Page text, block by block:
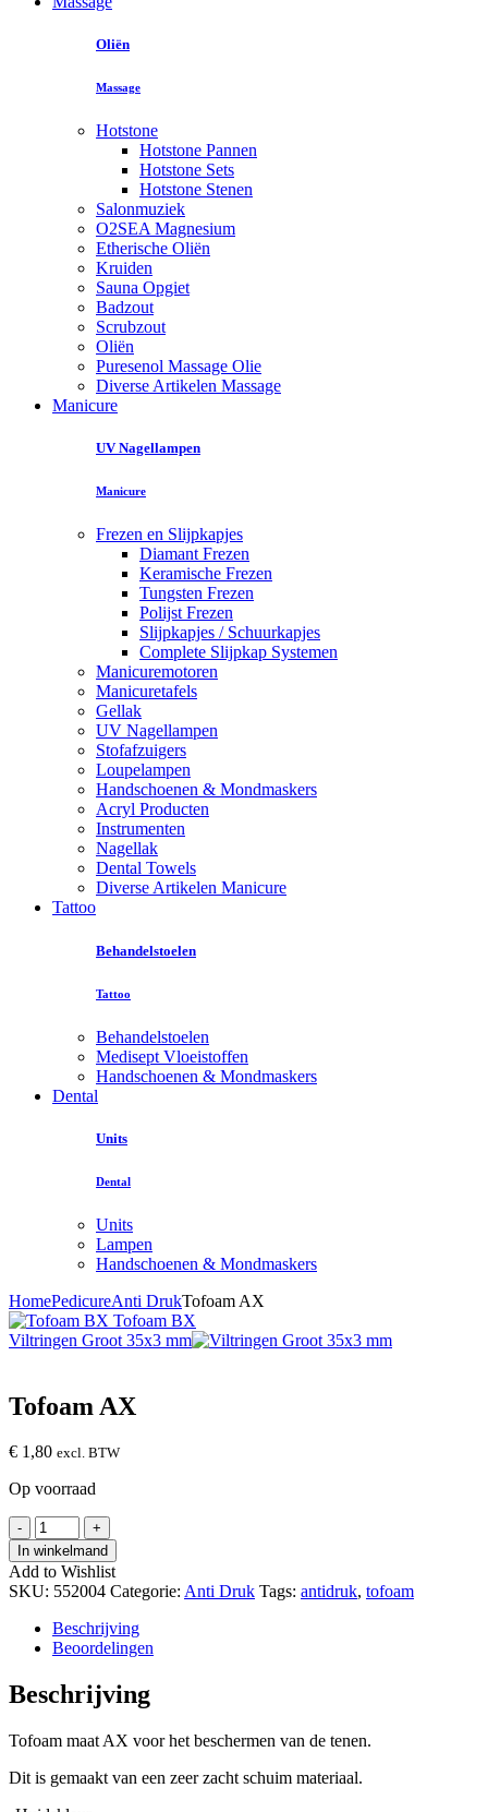
Oliën
Massage
Hotstone
Hotstone Pannen
Hotstone Sets
Hotstone Stenen
Salonmuziek
O2SEA Magnesium
Etherische Oliën
Kruiden
Sauna Opgiet
Badzout
Scrubzout
Oliën
Puresenol Massage Olie
Diverse Artikelen Massage
Manicure
UV Nagellampen
Manicure
Frezen en Slijpkapjes
Diamant Frezen
Keramische Frezen
Tungsten Frezen
Polijst Frezen
Slijpkapjes / Schuurkapjes
Complete Slijpkap Systemen
Manicuremotoren
Manicuretafels
Gellak
UV Nagellampen
Stofafzuigers
Loupelampen
Handschoenen & Mondmaskers
Acryl Producten
Instrumenten
Nagellak
Dental Towels
Diverse Artikelen Manicure
Tattoo
Behandelstoelen
Tattoo
Behandelstoelen
Medisept Vloeistoffen
Handschoenen & Mondmaskers
Dental
Units
Dental
Units
Lampen
Handschoenen & Mondmaskers
HomePedicureAnti DrukTofoam AX
Tofoam BX
Viltringen Groot 35x3 mm
Tofoam AX
€ 1,80 excl. BTW
Op voorraad
-
Tofoam
AX
hoeveelheid
+
In winkelmand
Add to Wishlist
SKU: 552004 Categorie: Anti Druk Tags: antidruk, tofoam
Beschrijving
Beoordelingen
Beschrijving
Tofoam maat AX voor het beschermen van de tenen.
Dit is gemaakt van een zeer zacht schuim materiaal.